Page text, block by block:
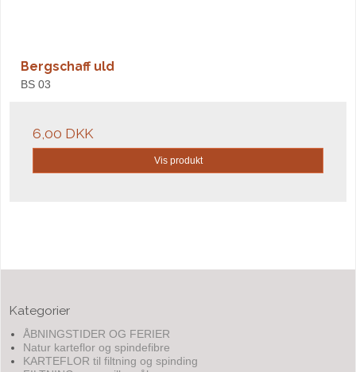
Bergschaff uld
BS 03
6,00 DKK
Vis produkt
Kategorier
ÅBNINGSTIDER OG FERIER
Natur karteflor og spindefibre
KARTEFLOR til filtning og spinding